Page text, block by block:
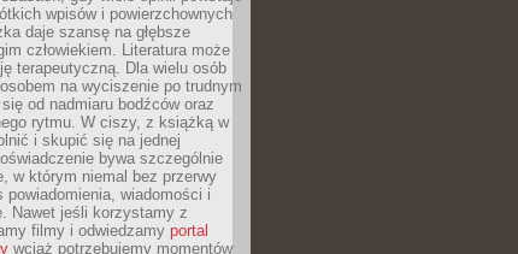
wpisów i powierzchownych
daje szansę na głębsze
człowiekiem. Literatura może
terapeutyczną. Dla wielu osób
na wyciszenie po trudnym
od nadmiaru bodźców oraz
rytmu. W ciszy, z książką w
i skupić się na jednej
bywa szczególnie
w którym niemal bez przerwy
powiadomienia, wiadomości i
Nawet jeśli korzystamy z
filmy i odwiedzamy portal
wciąż potrzebujemy momentów